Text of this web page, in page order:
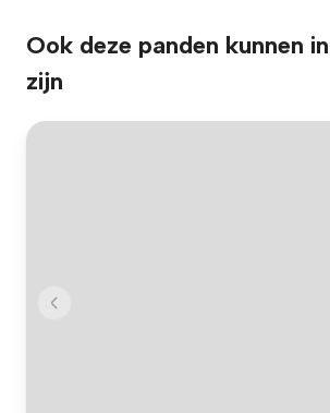
Ook deze panden kunnen
zijn